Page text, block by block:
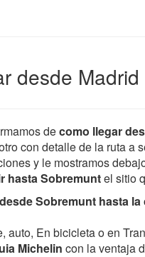
desde
decomo llegar
con detalle de la ruta a
y le mostramos
hasta Sobremuntel sitio
Sobremunt hasta
auto, En bicicleta o en
Michelin con la ventaja